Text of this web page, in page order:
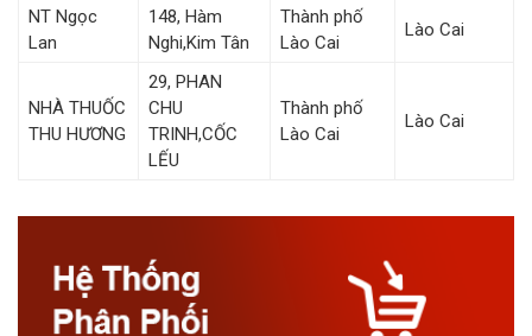
NT Ngọc
Lan
148, Hàm
Nghi,Kim Tân
Thành phố
Lào Cai
Lào Cai
NHÀ THUỐC
THU HƯƠNG
29, PHAN
CHU
TRINH,CỐC
LẾU
Thành phố
Lào Cai
Lào Cai